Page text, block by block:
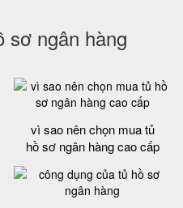
sơ ngân hàng
vì sao nên chọn mua tủ
hồ sơ ngân hàng cao cấp